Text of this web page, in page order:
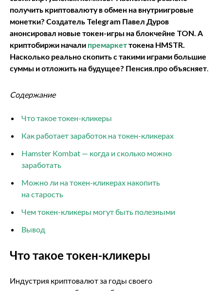
получить криптовалюту в обмен на внутриигровые
монетки? Создатель Telegram Павел Дуров
анонсировал новые токен-игры на блокчейне TON. А
криптобиржи начали премаркеттокена HMSTR.
Насколько реально скопить с такими играми большие
суммы и отложить на будущее? Пенсия.про объясняет.
Содержание
Что такое токен-кликеры
Как работает заработок на токен-кликерах
Hamster Kombat — когда и сколько можно
заработать
Можно ли на токен-кликерах накопить
на старость
Чем токен-кликеры могут быть полезными
Вывод
Что такое токен-кликеры
Индустрия криптовалют за годы своего